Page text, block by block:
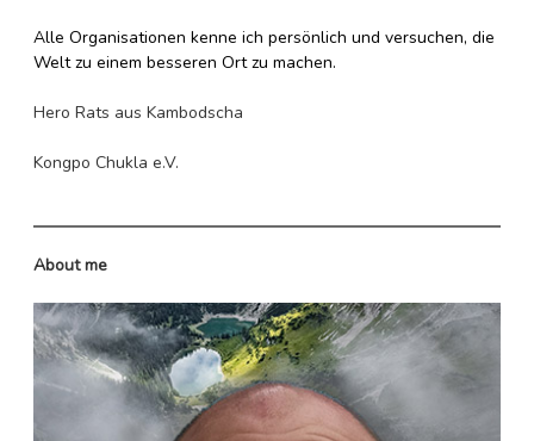
Alle Organisationen kenne ich persönlich und versuchen, die
Welt zu einem besseren Ort zu machen.
Hero Rats aus Kambodscha
Kongpo Chukla e.V.
About me